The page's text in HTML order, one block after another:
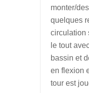
monter/
quelques
circulation
le tout
bassin et
en flexion
tour est